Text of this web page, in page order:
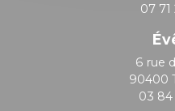
07 71
6 rue
90400
03 84